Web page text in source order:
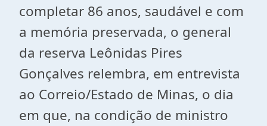
completar 86 anos, saudável e com
a memória preservada, o general
da reserva Leônidas Pires
Gonçalves relembra, em entrevista
ao Correio/Estado de Minas, o dia
em que, na condição de ministro